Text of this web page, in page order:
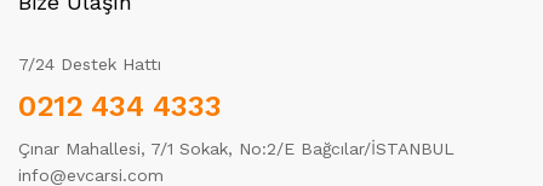
7/24 Destek Hattı
0212 434 4333
Çınar Mahallesi, 7/1 Sokak, No:2/E Bağcılar/İSTANBUL
info@evcarsi.com